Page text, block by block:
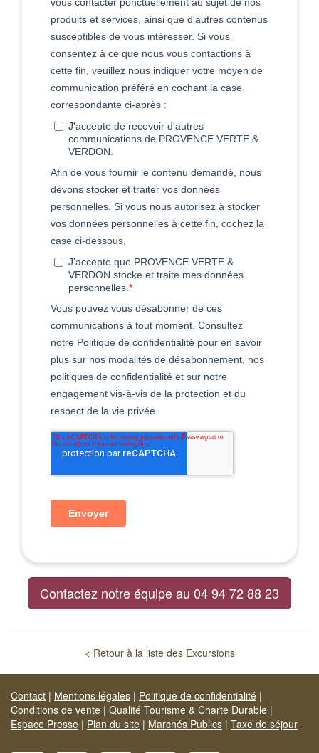
Contactez notre équipe au 04 94 72 88 23
< Retour à la liste des Excursions
Contact | Mentions légales | Politique de confidentialité |
Conditions de vente | Qualité Tourisme & Charte Durable |
Espace Presse | Plan du site | Marchés Publics | Taxe de séjour